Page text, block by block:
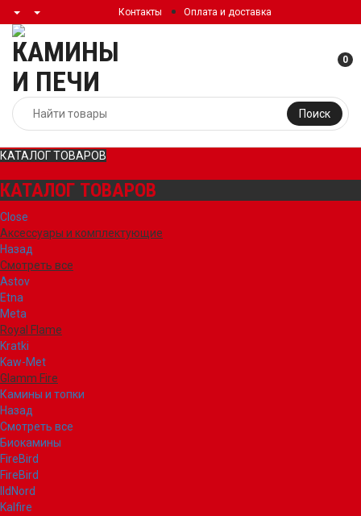
Контакты Оплата и доставка
Поиск
0
КАТАЛОГ ТОВАРОВ
КАТАЛОГ ТОВАРОВ
Close
Аксессуары и комплектующие
Назад
Смотреть все
Astov
Etna
Meta
Royal Flame
Kratki
Kaw-Met
Glamm Fire
Камины и топки
Назад
Смотреть все
Биокамины
FireBird
FireBird
IldNord
Kalfire